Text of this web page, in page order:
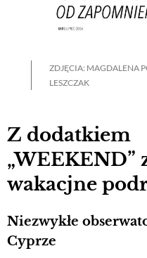
ZDJĘCIA: MAGDALENA
LESZCZAK
Z dodatkiem
„WEEKEND”
wakacjne
Niezwykłe
Cyprze